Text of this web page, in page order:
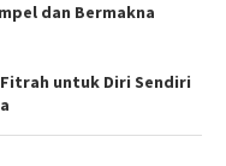
dan Bermakna
untuk Diri Sendiri